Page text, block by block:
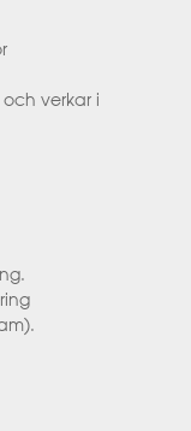
verkar i